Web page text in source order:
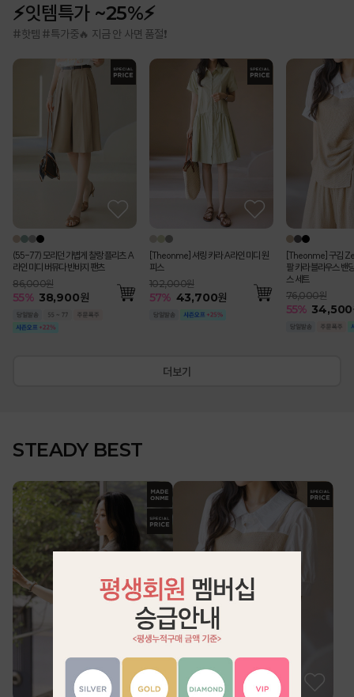
⚡잇템특가 ~25%⚡
#핫템 #특가중🔥 지금 안 사면 품절❗
(55-77) 모리던 가볍게 찰랑 플리츠 A
라인 미디 버뮤다 반바지 팬츠
86,000원
55% 38,900원
[Theonme] 셔링 카라 A라인 미디 원
피스
102,000원
57% 43,700원
[Theonme] 구김
팔 카라 블라우스 밴
스 세트
76,000원
55% 34,500
더보기
STEADY BEST